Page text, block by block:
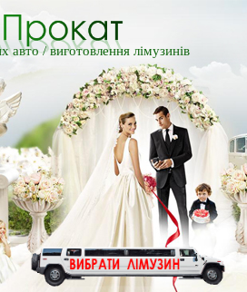
авто /виготовлення лімузинів